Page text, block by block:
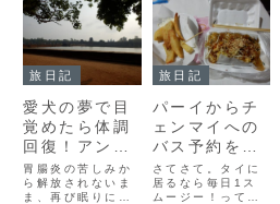
旅日記
愛犬の夢で目
覚めたら体調
回復！アンコ
ールワットへ
胃腸炎の苦しみか
ら解放されないま
ま、再び眠りにつ
旅日記
パーイからチ
ェンマイへの
バス予約をし
た
さてさて。タイに
居るなら毎日1ス
ムージー！ってこ